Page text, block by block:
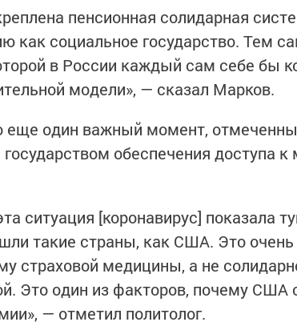
пенсионная солидарная
как социальное государство. Тем
в России каждый сам себе бы
модели», — сказал Марков.
еще один важный момент,
государством обеспечения доступа
ситуация [коронавирус] показала
такие страны, как США. Это
страховой медицины, а не
Это один из факторов, почему США
— отметил политолог.